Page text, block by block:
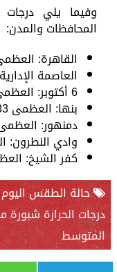
وفيما يلي درجات
المحافظات والمدن:
القاهرة: العظمى 33 –
العاصمة الإدارية:
6 أكتوبر: العظمى 34 – الصغرى 18
بنها: العظمى 33 – الصغرى 17
دمنهور: العظمى 32 – الصغرى
وادي النطرون: العظمى
كفر الشيخ: العظمى 32 –
حالة الطقس
درجات الحرارة شبورة
المتوسط